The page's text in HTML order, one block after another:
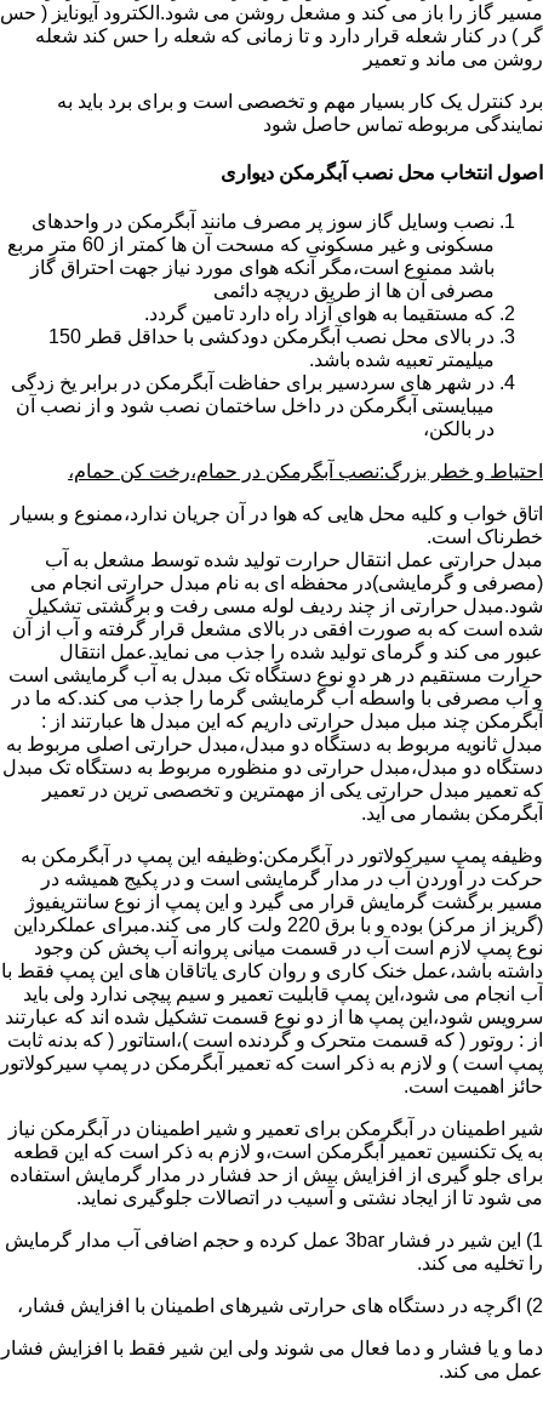
مسیر گاز را باز می کند و مشعل روشن می شود.الکترود آیونایز ( حس
گر ) در کنار شعله قرار دارد و تا زمانی که شعله را حس کند شعله
روشن می ماند و تعمیر
برد کنترل یک کار بسیار مهم و تخصصی است و برای برد باید به
نمایندگی مربوطه تماس حاصل شود
اصول انتخاب محل نصب آبگرمکن دیواری
نصب وسایل گاز سوز پر مصرف مانند آبگرمکن در واحدهای
مسکونی و غیر مسکونی که مسحت آن ها کمتر از 60 متر مربع
باشد ممنوع است،مگر آنکه هوای مورد نیاز جهت احتراق گاز
مصرفی آن ها از طریق دریچه دائمی
که مستقیما به هوای آزاد راه دارد تامین گردد.
در بالای محل نصب آبگرمکن دودکشی با حداقل قطر 150
میلیمتر تعبیه شده باشد.
در شهر های سردسیر برای حفاظت آبگرمکن در برابر یخ زدگی
میبایستی آبگرمکن در داخل ساختمان نصب شود و از نصب آن
در بالکن،
احتیاط و خطر بزرگ:نصب آبگرمکن در حمام،رخت کن حمام،
اتاق خواب و کلیه محل هایی که هوا در آن جریان ندارد،ممنوع و بسیار
خطرناک است.
مبدل حرارتی عمل انتقال حرارت تولید شده توسط مشعل به آب
(مصرفی و گرمایشی)در محفظه ای به نام مبدل حرارتی انجام می
شود.مبدل حرارتی از چند ردیف لوله مسی رفت و برگشتی تشکیل
شده است که به صورت افقی در بالای مشعل قرار گرفته و آب از آن
عبور می کند و گرمای تولید شده را جذب می نماید.عمل انتقال
حرارت مستقیم در هر دو نوع دستگاه تک مبدل به آب گرمایشی است
و آب مصرفی با واسطه آب گرمایشی گرما را جذب می کند.که ما در
آبگرمکن چند مبل مبدل حرارتی داریم که این مبدل ها عبارتند از :
مبدل ثانویه مربوط به دستگاه دو مبدل،مبدل حرارتی اصلی مربوط به
دستگاه دو مبدل،مبدل حرارتی دو منظوره مربوط به دستگاه تک مبدل
که تعمیر مبدل حرارتی یکی از مهمترین و تخصصی ترین در تعمیر
آبگرمکن بشمار می آید.
وظیفه پمپ سیرکولاتور در آبگرمکن:وظیفه این پمپ در آبگرمکن به
حرکت در آوردن آب در مدار گرمایشی است و در پکیج همیشه در
مسیر برگشت گرمایش قرار می گیرد و این پمپ از نوع سانتریفیوژ
(گریز از مرکز) بوده و با برق 220 ولت کار می کند.مبرای عملکرداین
نوع پمپ لازم است آب در قسمت میانی پروانه آب پخش کن وجود
داشته باشد،عمل خنک کاری و روان کاری یاتاقان های این پمپ فقط با
آب انجام می شود،این پمپ قابلیت تعمیر و سیم پیچی ندارد ولی باید
سرویس شود،این پمپ ها از دو نوع قسمت تشکیل شده اند که عبارتند
از : روتور ( که قسمت متحرک و گردنده است )،استاتور ( که بدنه ثابت
پمپ است ) و لازم به ذکر است که تعمیر آبگرمکن در پمپ سیرکولاتور
حائز اهمیت است.
شیر اطمینان در آبگرمکن برای تعمیر و شیر اطمینان در آبگرمکن نیاز
به یک تکنسین تعمیر آبگرمکن است،و لازم به ذکر است که این قطعه
برای جلو گیری از افزایش بیش از حد فشار در مدار گرمایش استفاده
می شود تا از ایجاد نشتی و آسیب در اتصالات جلوگیری نماید.
1) این شیر در فشار 3bar عمل کرده و حجم اضافی آب مدار گرمایش
را تخلیه می کند.
2) اگرچه در دستگاه های حرارتی شیرهای اطمینان با افزایش فشار،
دما و یا فشار و دما فعال می شوند ولی این شیر فقط با افزایش فشار
عمل می کند.